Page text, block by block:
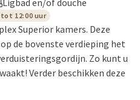
Ligbad en/of douche
12:00 uur
Superior kamers. Deze
de bovenste verdieping het
Zo kunt u
Verder beschikken deze